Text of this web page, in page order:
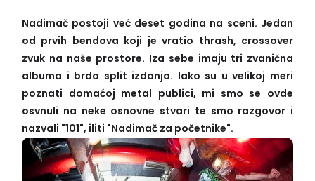
Nadimač postoji već deset godina na sceni. Jedan
od prvih bendova koji je vratio thrash, crossover
zvuk na naše prostore. Iza sebe imaju tri zvanična
albuma i brdo split izdanja. Iako su u velikoj meri
poznati domaćoj metal publici, mi smo se ovde
osvnuli na neke osnovne stvari te smo razgovor i
nazvali "101", iliti "Nadimač za početnike".